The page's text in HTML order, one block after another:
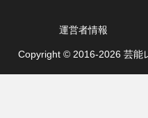
運営者情報
Copyright © 2016-2026 芸能